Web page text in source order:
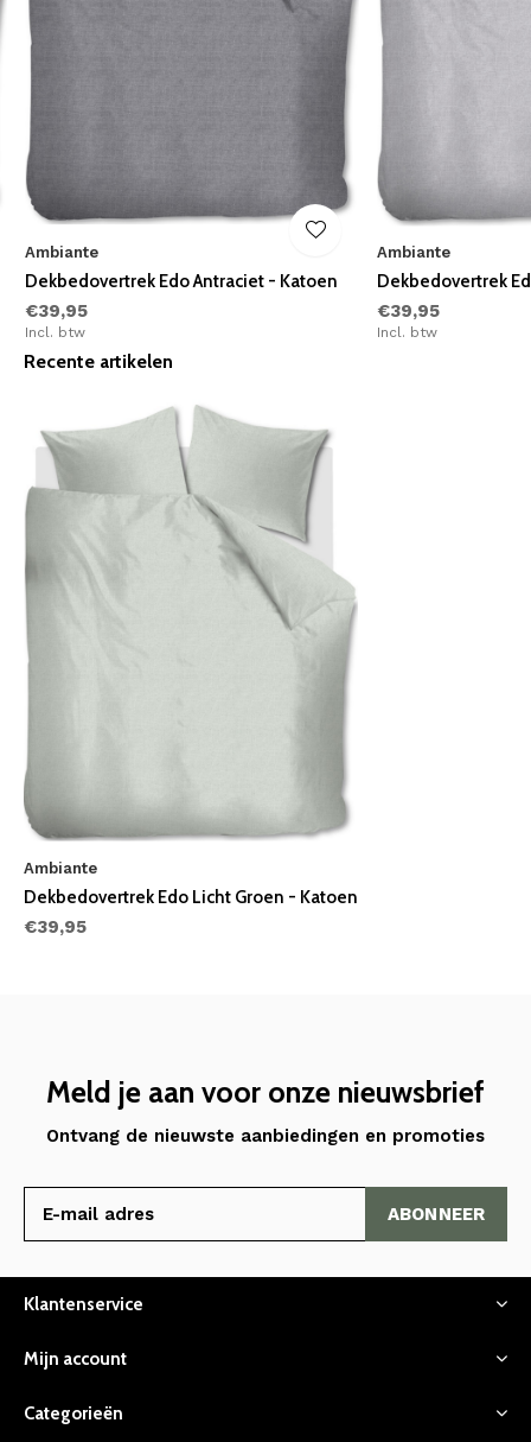
Ambiante
Dekbedovertrek Edo Antraciet - Katoen
€39,95
Incl. btw
Ambiante
Dekbedovertrek
€39,95
Incl. btw
Recente artikelen
Ambiante
Dekbedovertrek Edo Licht Groen - Katoen
€39,95
Meld je aan voor onze nieuwsbrief
Ontvang de nieuwste aanbiedingen en promoties
ABONNEER
Klantenservice
Mijn account
Categorieën